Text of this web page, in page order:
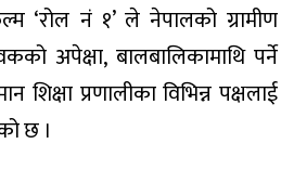
‘रोल नं १’ ले नेपालको ग्रामीण
अपेक्षा, बालबालिकामाथि पर्ने
शिक्षा प्रणालीका विभिन्न पक्षलाई
छ ।